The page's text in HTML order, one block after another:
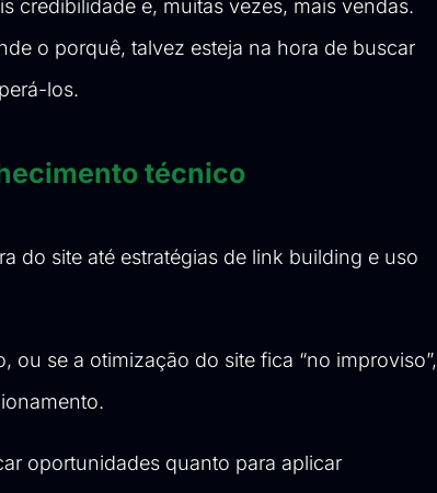
credibilidade e, muitas vezes, mais vendas.
o porquê, talvez esteja na hora de buscar
los.
técnico
do site até estratégias de link building e uso
se a otimização do site fica “no improviso”,
oportunidades quanto para aplicar